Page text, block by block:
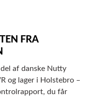
FRA
af danske Nutty
og lager i Holstebro –
du får